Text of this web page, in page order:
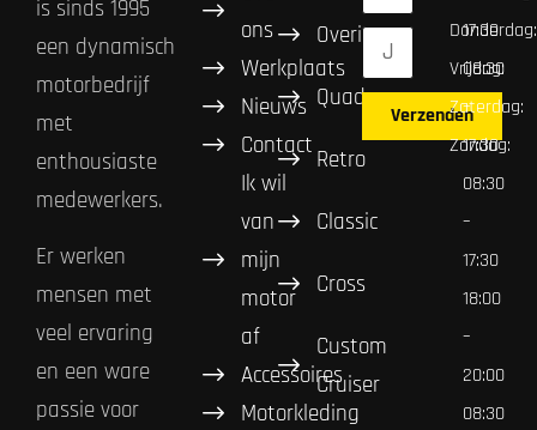
is sinds 1995
een dynamisch
motorbedrijf
met
enthousiaste
medewerkers.
Er werken
mensen met
veel ervaring
en een ware
passie voor
ons
Werkplaats
Nieuws
Contact
Ik wil
van
mijn
motor
af
Accessoires
Motorkleding
Overig
Quad
Retro
Classic
Cross
Custom
Cruiser
Verzenden
Donderdag:
Vrijdag:
Zaterdag:
Zondag:
17:30
08:30
–
17:30
08:30
–
17:30
18:00
–
20:00
08:30